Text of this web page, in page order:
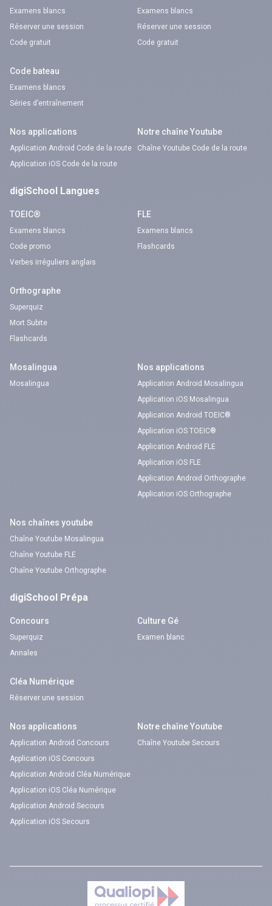
Examens blancs
Réserver une session
Code gratuit
Examens blancs
Réserver une session
Code gratuit
Code bateau
Examens blancs
Séries d’entraînement
Nos applications
Application Android Code de la route
Application iOS Code de la route
Notre chaîne Youtube
Chaîne Youtube Code de la route
digiSchool Langues
TOEIC®
Examens blancs
Code promo
Verbes irréguliers anglais
FLE
Examens blancs
Flashcards
Orthographe
Superquiz
Mort Subite
Flashcards
Mosalingua
Mosalingua
Nos applications
Application Android Mosalingua
Application iOS Mosalingua
Application Android TOEIC®
Application iOS TOEIC®
Application Android FLE
Application iOS FLE
Application Android Orthographe
Application iOS Orthographe
Nos chaînes youtube
Chaîne Youtube Mosalingua
Chaîne Youtube FLE
Chaîne Youtube Orthographe
digiSchool Prépa
Concours
Superquiz
Annales
Culture Gé
Examen blanc
Cléa Numérique
Réserver une session
Nos applications
Application Android Concours
Application iOS Concours
Application Android Cléa Numérique
Application iOS Cléa Numérique
Application Android Secours
Application iOS Secours
Notre chaîne Youtube
Chaîne Youtube Secours